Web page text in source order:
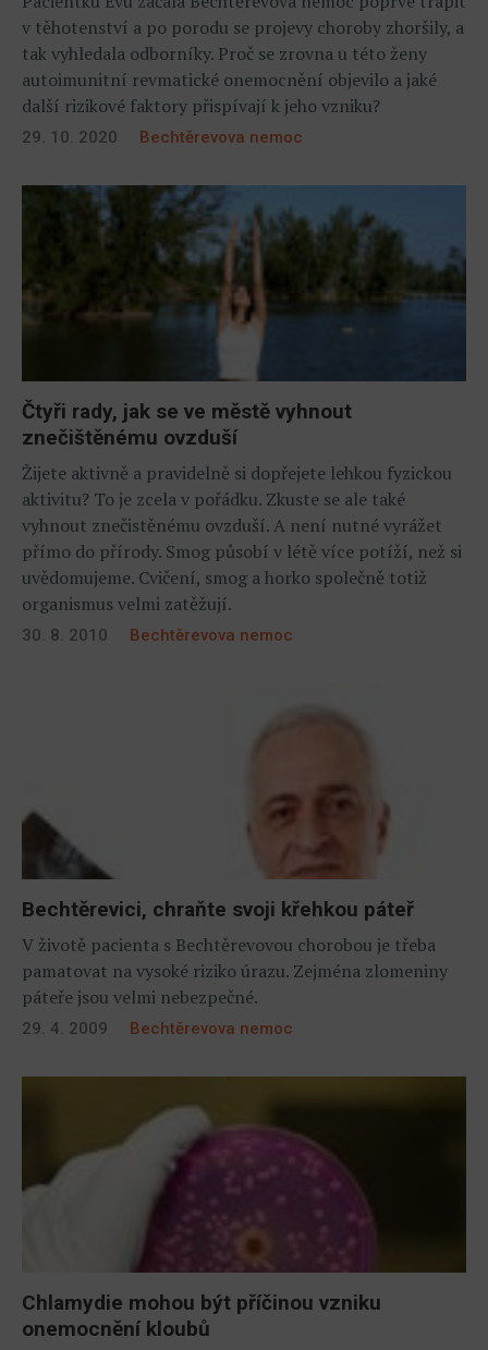
v těhotenství a po porodu se projevy choroby zhoršily, a
tak vyhledala odborníky. Proč se zrovna u této ženy
autoimunitní revmatické onemocnění objevilo a jaké
další rizikové faktory přispívají k jeho vzniku?
29. 10. 2020 Bechtěrevova nemoc
Čtyři rady, jak se ve městě vyhnout
znečištěnému ovzduší
Žijete aktivně a pravidelně si dopřejete lehkou fyzickou
aktivitu? To je zcela v pořádku. Zkuste se ale také
vyhnout znečistěnému ovzduší. A není nutné vyrážet
přímo do přírody. Smog působí v létě více potíží, než si
uvědomujeme. Cvičení, smog a horko společně totiž
organismus velmi zatěžují.
30. 8. 2010 Bechtěrevova nemoc
Bechtěrevici, chraňte svoji křehkou páteř
V životě pacienta s Bechtěrevovou chorobou je třeba
pamatovat na vysoké riziko úrazu. Zejména zlomeniny
páteře jsou velmi nebezpečné.
29. 4. 2009 Bechtěrevova nemoc
Chlamydie mohou být příčinou vzniku
onemocnění kloubů